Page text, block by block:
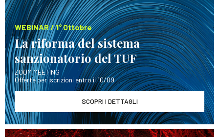
WEBINAR / 1° Ottobre
La riforma del sistema
sanzionatorio del TUF
ZOOM MEETING
Offerte per iscrizioni entro il 10/09
SCOPRI I DETTAGLI